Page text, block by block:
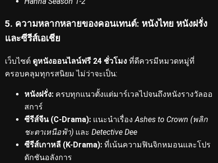
5. ความหลากหลายของคอนเทนต์: หนังไทย หนังฝรั่ง
และซีรีส์เอเชีย
เว็บไซต์ ดูหนังออนไลน์ฟรี 24 ชั่วโมง ที่ดีควรมีหมวดหมู่ที่
ครอบคลุมทุกรสนิยม ไม่ว่าจะเป็น:
หนังฝรั่ง: ครบทุกแนวตั้งแต่มาร์เวลไปจนถึงหนังรางวัลออ
สการ์
ซีรีส์จีน (C-Drama): แนะนำเรื่องAshes to Crown (พลิก
ชะตาเหนือฟ้า) และ Detective Dee
ซีรีส์เกาหลี (K-Drama): ที่เน้นความฟินจิกหมอนและโปร
ดักชันอลังการ